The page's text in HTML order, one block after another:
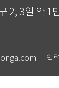
2, 3일 약 1
입력